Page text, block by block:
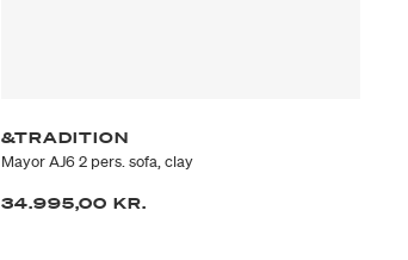
&TRADITION
Mayor AJ6 2 pers. sofa, clay
34.995,00 KR.